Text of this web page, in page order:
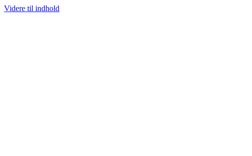
Videre til indhold